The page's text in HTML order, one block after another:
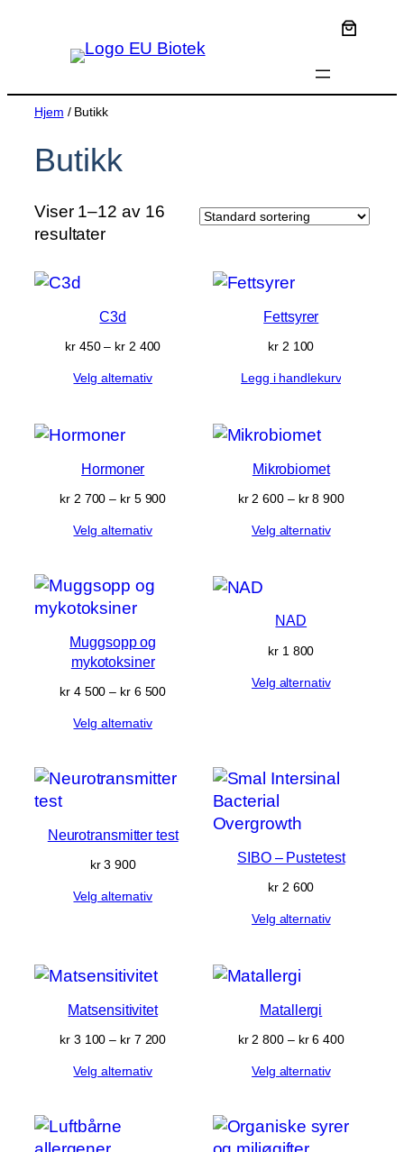
Hjem / Butikk
Butikk
Viser 1–12 av 16
resultater
C3d
kr450 – kr2 400Prisområde:
Velg alternativ
Fettsyrer
kr2 100
Legg i handlekurv
Hormoner
kr2 700 – kr5 900Prisområde:
Velg alternativ
Mikrobiomet
kr2 600 – kr8 900
Velg alternativ
Muggsopp og
mykotoksiner
kr4 500 – kr6 500Prisområde:
Velg alternativ
NAD
kr1 800
Velg alternativ
Neurotransmitter test
kr3 900
Velg alternativ
SIBO – Pustetest
kr2 600
Velg alternativ
Matsensitivitet
kr3 100 – kr7 200Prisområde:
Velg alternativ
Matallergi
kr2 800 – kr6 400
Velg alternativ